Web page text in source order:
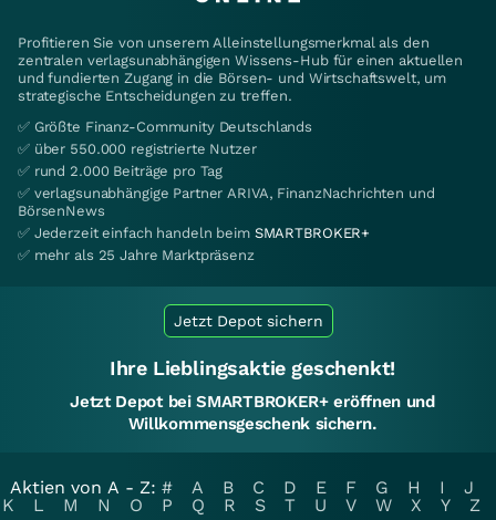
Profitieren Sie von unserem Alleinstellungsmerkmal als den
zentralen verlagsunabhängigen Wissens-Hub für einen aktuellen
und fundierten Zugang in die Börsen- und Wirtschaftswelt, um
strategische Entscheidungen zu treffen.
✅ Größte Finanz-Community Deutschlands
✅ über 550.000 registrierte Nutzer
✅ rund 2.000 Beiträge pro Tag
✅ verlagsunabhängige Partner ARIVA, FinanzNachrichten und
BörsenNews
✅ Jederzeit einfach handeln beim SMARTBROKER+
✅ mehr als 25 Jahre Marktpräsenz
Jetzt Depot sichern
Ihre Lieblingsaktie geschenkt!
Jetzt Depot bei SMARTBROKER+ eröffnen und
Willkommensgeschenk sichern.
Aktien von A - Z: # A B C D E F G H I
J
K
L M N O P Q R S T U V W X Y
Z